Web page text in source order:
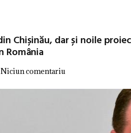
Chișinău, dar și noile
România
Niciun comentariu